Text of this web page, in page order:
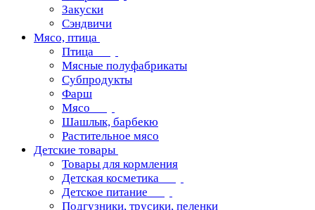
Закуски
Сэндвичи
Мясо, птица
Птица
Мясные полуфабрикаты
Субпродукты
Фарш
Мясо
Шашлык, барбекю
Растительное мясо
Детские товары
Товары для кормления
Детская косметика
Детское питание
Подгузники, трусики, пеленки